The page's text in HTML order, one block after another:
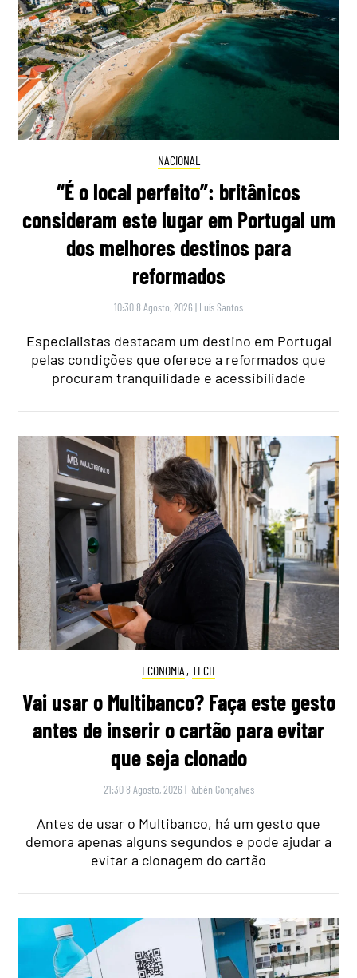
NACIONAL
“É o local perfeito”: britânicos
consideram este lugar em Portugal um
dos melhores destinos para
reformados
10:30 8 Agosto, 2026 | Luís Santos
Especialistas destacam um destino em Portugal
pelas condições que oferece a reformados que
procuram tranquilidade e acessibilidade
ECONOMIA , TECH
Vai usar o Multibanco? Faça este gesto
antes de inserir o cartão para evitar
que seja clonado
21:30 8 Agosto, 2026 | Rubén Gonçalves
Antes de usar o Multibanco, há um gesto que
demora apenas alguns segundos e pode ajudar a
evitar a clonagem do cartão